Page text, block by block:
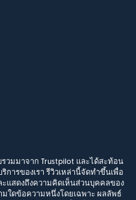
วมมาจาก Trustpilot และได้สะท้อน
ารของเรา รีวิวเหล่านี้จัดทำขึ้นเพื่อ
แสดงถึงความคิดเห็นส่วนบุคคลของ
มใดข้อความหนึ่งโดยเฉพาะ ผลลัพธ์